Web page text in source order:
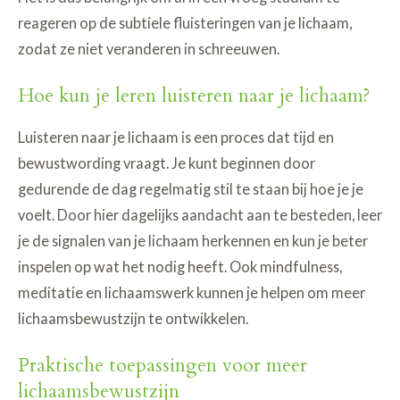
reageren op de subtiele fluisteringen van je lichaam,
zodat ze niet veranderen in schreeuwen.
Hoe kun je leren luisteren naar je lichaam?
Luisteren naar je lichaam is een proces dat tijd en
bewustwording vraagt. Je kunt beginnen door
gedurende de dag regelmatig stil te staan bij hoe je je
voelt. Door hier dagelijks aandacht aan te besteden, leer
je de signalen van je lichaam herkennen en kun je beter
inspelen op wat het nodig heeft. Ook mindfulness,
meditatie en lichaamswerk kunnen je helpen om meer
lichaamsbewustzijn te ontwikkelen.
Praktische toepassingen voor meer
lichaamsbewustzijn